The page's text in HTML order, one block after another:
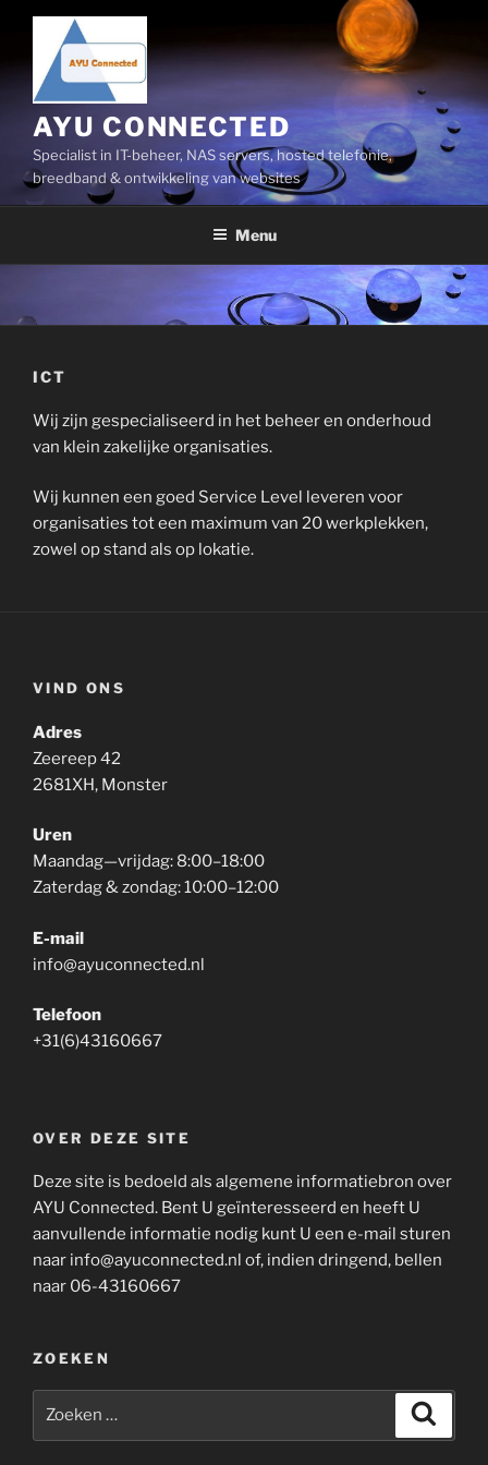
inhoud
AYU CONNECTED
Specialist in IT-beheer, NAS servers, hosted telefonie,
breedband & ontwikkeling van websites
Menu
ICT
Wij zijn gespecialiseerd in het beheer en onderhoud
van klein zakelijke organisaties.
Wij kunnen een goed Service Level leveren voor
organisaties tot een maximum van 20 werkplekken,
zowel op stand als op lokatie.
VIND ONS
Adres
Zeereep 42
2681XH, Monster
Uren
Maandag—vrijdag: 8:00–18:00
Zaterdag & zondag: 10:00–12:00
E-mail
info@ayuconnected.nl
Telefoon
+31(6)43160667
OVER DEZE SITE
Deze site is bedoeld als algemene informatiebron over
AYU Connected. Bent U geïnteresseerd en heeft U
aanvullende informatie nodig kunt U een e-mail sturen
naar info@ayuconnected.nl of, indien dringend, bellen
naar 06-43160667
ZOEKEN